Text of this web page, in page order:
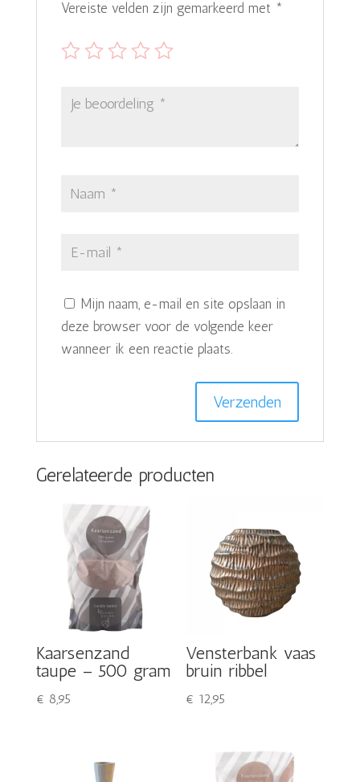
Vereiste velden zijn gemarkeerd met *
Mijn naam, e-mail en site opslaan in
deze browser voor de volgende keer
wanneer ik een reactie plaats.
Gerelateerde producten
Kaarsenzand
taupe – 500 gram
€ 8,95
Vensterbank vaas
bruin ribbel
€ 12,95